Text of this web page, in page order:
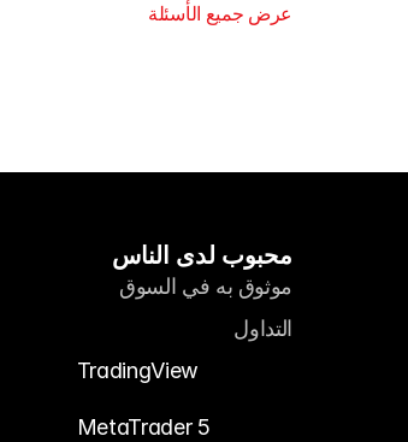
عرض جميع الأسئلة
محبوب لدى الناس
موثوق به في السوق
التداول
TradingView
MetaTrader 5